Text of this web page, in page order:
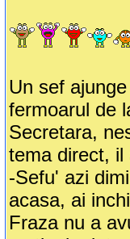
Un sef
fermoarul de
Secretara,
tema direct, il
-Sefu' azi
acasa, ai
Fraza nu a